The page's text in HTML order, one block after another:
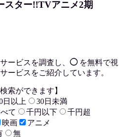
スター!!TVアニメ2期
ービスを調査し、 ◯を無料で視
ービスをご紹介しています。
索ができます】
日以上
30日未満
て 千円以下
千円超
映画
アニメ
無